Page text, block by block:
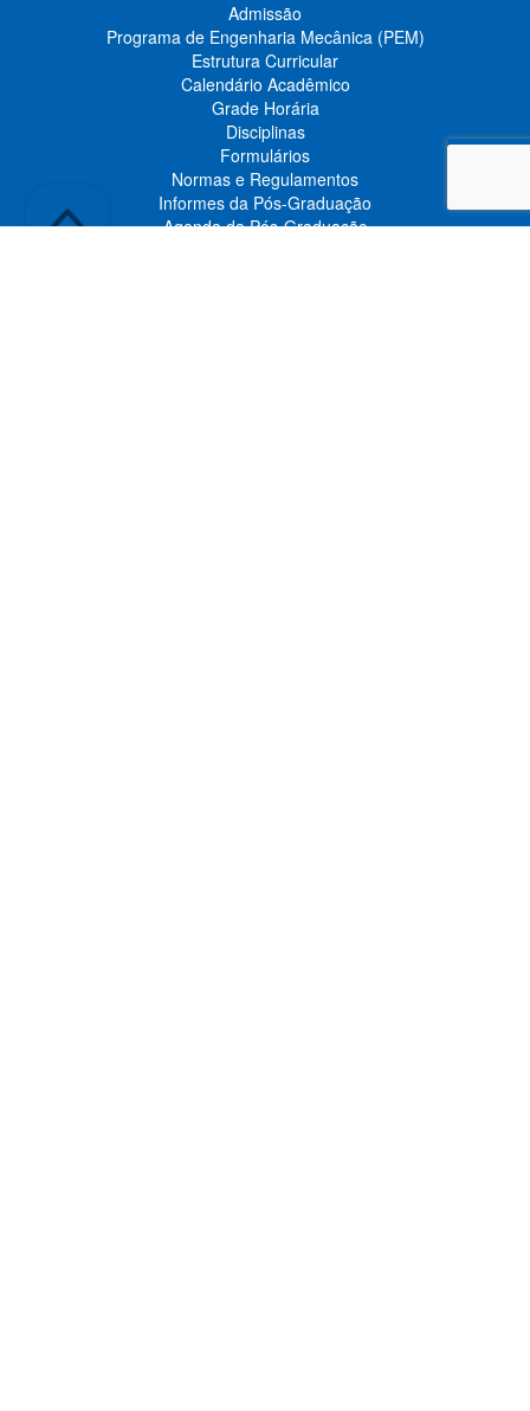
Admissão
Programa de Engenharia Mecânica (PEM)
Estrutura Curricular
Calendário Acadêmico
Grade Horária
Disciplinas
Formulários
Normas e Regulamentos
Informes da Pós-Graduação
Agenda da Pós-Graduação